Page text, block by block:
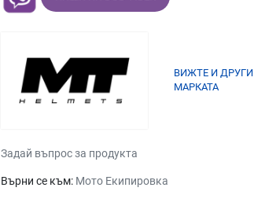
ВИЖТЕ И
МАРКАТА
Задай въпрос за продукта
Върни се към: Мото Екипировка